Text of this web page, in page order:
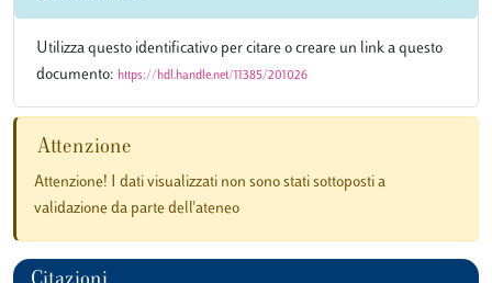
Utilizza questo identificativo per citare o creare un link a questo
documento: https://hdl.handle.net/11385/201026
Attenzione
Attenzione! I dati visualizzati non sono stati sottoposti a
validazione da parte dell'ateneo